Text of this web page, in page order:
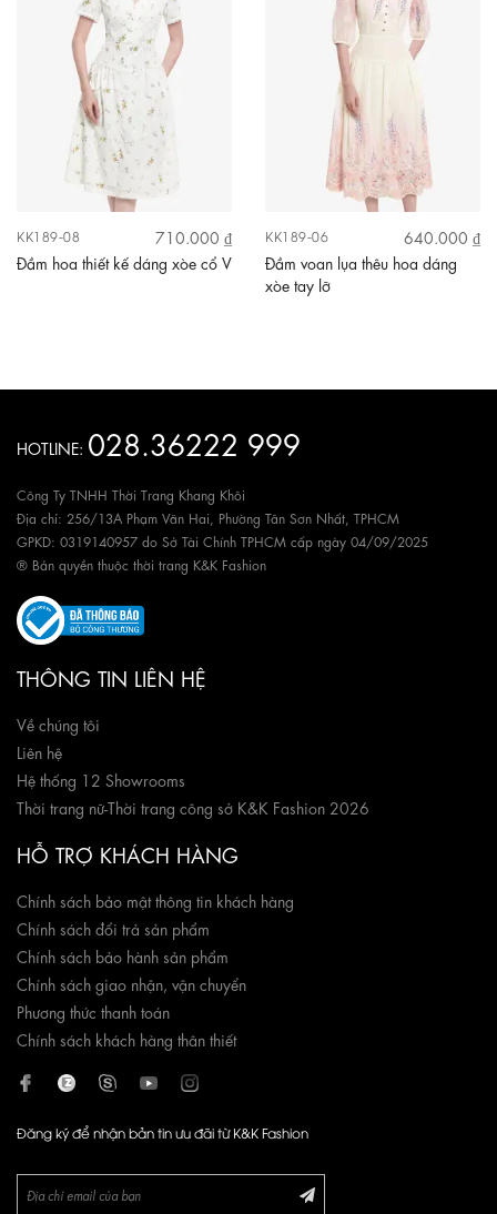
KK189-08
710.000 ₫
Đầm hoa thiết kế dáng xòe cổ V
KK189-06
640.000 ₫
Đầm voan lụa thêu hoa dáng
xòe tay lỡ
HOTLINE: 028.36222 999
Công Ty TNHH Thời Trang Khang Khôi
Địa chỉ: 256/13A Phạm Văn Hai, Phường Tân Sơn Nhất, TPHCM
GPKD: 0319140957 do Sở Tài Chính TPHCM cấp ngày 04/09/2025
® Bản quyền thuộc thời trang K&K Fashion
THÔNG TIN LIÊN HỆ
Về chúng tôi
Liên hệ
Hệ thống 12 Showrooms
Thời trang nữ-Thời trang công sở K&K Fashion 2026
HỖ TRỢ KHÁCH HÀNG
Chính sách bảo mật thông tin khách hàng
Chính sách đổi trả sản phẩm
Chính sách bảo hành sản phẩm
Chính sách giao nhận, vận chuyển
Phương thức thanh toán
Chính sách khách hàng thân thiết
Đăng ký để nhận bản tin ưu đãi từ K&K Fashion